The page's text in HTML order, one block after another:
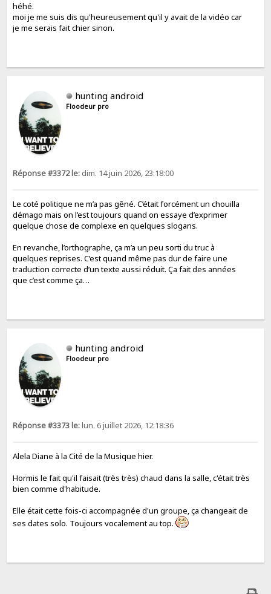
héhé.
moi je me suis dis qu'heureusement qu'il y avait de la vidéo car
je me serais fait chier sinon.
hunting android
Floodeur pro
Réponse #3372 le: dim. 14 juin 2026, 23:18:00
Le coté politique ne m’a pas gêné. C’était forcément un chouilla
démago mais on l’est toujours quand on essaye d’exprimer
quelque chose de complexe en quelques slogans.
En revanche, l’orthographe, ça m’a un peu sorti du truc à
quelques reprises. C’est quand même pas dur de faire une
traduction correcte d’un texte aussi réduit. Ça fait des années
que c’est comme ça…
hunting android
Floodeur pro
Réponse #3373 le:lun. 6 juillet 2026, 12:18:36
Alela Diane à la Cité de la Musique hier.
Hormis le fait qu'il faisait (très très) chaud dans la salle, c'était très
bien comme d'habitude.
Elle était cette fois-ci accompagnée d'un groupe, ça changeait de
ses dates solo. Toujours vocalement au top.